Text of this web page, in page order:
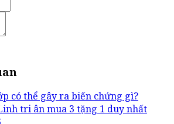
có thể gây ra biến chứng gì?
tri ân mua 3 tặng 1 duy nhất